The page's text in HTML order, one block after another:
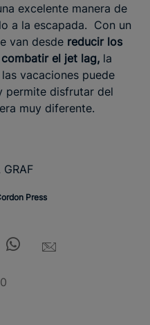
excelente manera de
a la escapada. Con un
van desde reducir los
el jet lag, la
vacaciones puede
permite disfrutar del
muy diferente.
GRAF
Press
0